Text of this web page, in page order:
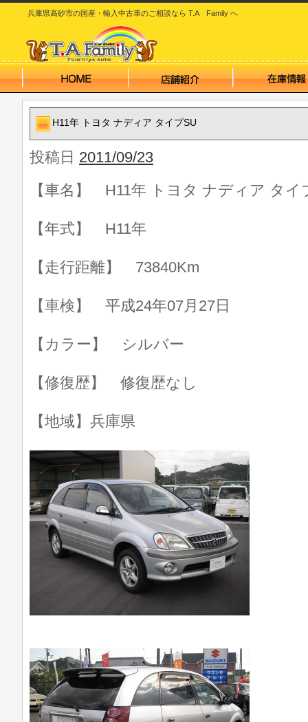
兵庫県高砂市の国産・輸入中古車のご相談なら T.A Family へ
H11年 トヨタ ナディア タイプSU
投稿日 2011/09/23
【車名】 H11年 トヨタ ナディア タイ
【年式】 H11年
【走行距離】 73840Km
【車検】 平成24年07月27日
【カラー】 シルバー
【修復歴】 修復歴なし
【地域】兵庫県